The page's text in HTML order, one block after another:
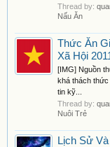
Thread by:
Nấu Ăn
Thức Ăn
Xã Hội
[IMG] Nguồn
khá thách thức
tin kỹ...
Thread by:
Nuôi Trẻ
Lịch Sử